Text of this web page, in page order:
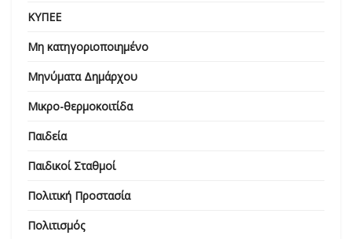
ΚΥΠΕΕ
Μη κατηγοριοποιημένο
Μηνύματα Δημάρχου
Μικρο-θερμοκοιτίδα
Παιδεία
Παιδικοί Σταθμοί
Πολιτική Προστασία
Πολιτισμός